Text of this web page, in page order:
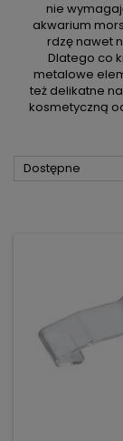
nie
akwarium
rdzę nawet
Dlatego co
metalowe
też delikatne
kosmetyczną
Dostępne